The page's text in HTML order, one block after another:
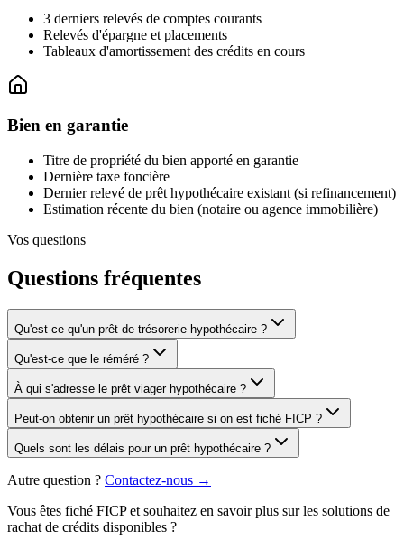
3 derniers relevés de comptes courants
Relevés d'épargne et placements
Tableaux d'amortissement des crédits en cours
Bien en garantie
Titre de propriété du bien apporté en garantie
Dernière taxe foncière
Dernier relevé de prêt hypothécaire existant (si refinancement)
Estimation récente du bien (notaire ou agence immobilière)
Vos questions
Questions fréquentes
Qu'est-ce qu'un prêt de trésorerie hypothécaire ?
Qu'est-ce que le réméré ?
À qui s'adresse le prêt viager hypothécaire ?
Peut-on obtenir un prêt hypothécaire si on est fiché FICP ?
Quels sont les délais pour un prêt hypothécaire ?
Autre question ? Contactez-nous →
Vous êtes fiché FICP et souhaitez en savoir plus sur les solutions de
rachat de crédits disponibles ?